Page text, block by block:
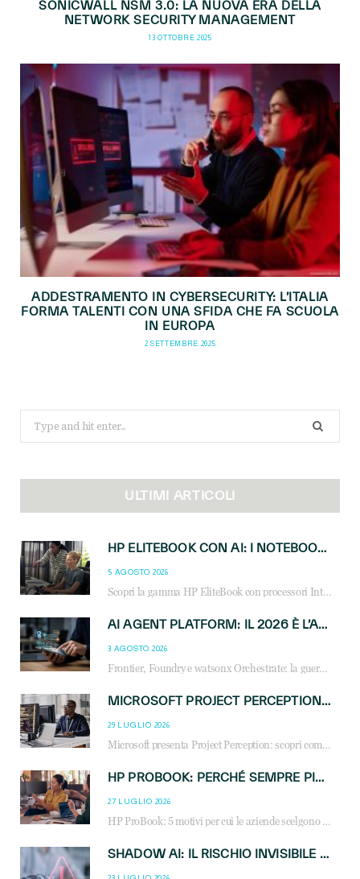
SONICWALL NSM 3.0: LA NUOVA ERA DELLA
NETWORK SECURITY MANAGEMENT
13 OTTOBRE 2025
ADDESTRAMENTO IN CYBERSECURITY: L’ITALIA
FORMA TALENTI CON UNA SFIDA CHE FA SCUOLA
IN EUROPA
2 SETTEMBRE 2025
for:
ULTIMI ARTICOLI
HP ELITEBOOK CON AI: I NOTEBOOK BUSINESS INTELLIGENTI CHE TRASFORMANO PRODUTTIVITÀ, SICUREZZA E LAVORO IBRIDO
5 AGOSTO 2026
Scopri la gamma HP EliteBook con processori Intel® Core™ Ultra e AMD Ryzen™ AI. Notebook business progettati per aumentare la produttività, migliorare la collaborazione e garantire sicurezza avanzata in ufficio e in mobilità.
AI AGENT PLATFORM: IL 2026 È L’ANNO DEL «SISTEMA OPERATIVO» PER GLI AGENTI AZIENDALI
3 AGOSTO 2026
Frontier, Foundry e watsonx Orchestrate: la guerra delle piattaforme AI agent ridisegna il mercato IT. Cosa cambia per reseller, MSP e system integrator.
MICROSOFT PROJECT PERCEPTION: COME GLI AGENTI AI CAMBIERANNO SOC, CYBERSECURITY E SERVIZI MSP
29 LUGLIO 2026
Microsoft presenta Project Perception: scopri come gli agenti AI possono trasformare cybersecurity, SOC e servizi gestiti degli MSP.
HP PROBOOK: PERCHÉ SEMPRE PIÙ AZIENDE SCELGONO NOTEBOOK PROGETTATI PER IL LAVORO MODERNO
27 LUGLIO 2026
HP ProBook: 5 motivi per cui le aziende scelgono i notebook business HP per migliorare produttività, sicurezza e gestione dell’AI.
SHADOW AI: IL RISCHIO INVISIBILE CHE LE AZIENDE POSSONO GOVERNARE